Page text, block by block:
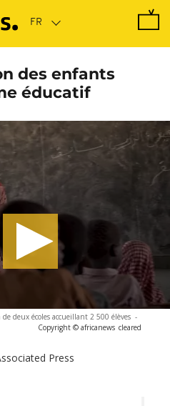
des enfants
éducatif
deux écoles accueillant 2 500 élèves -
Copyright © africanews cleared
Press